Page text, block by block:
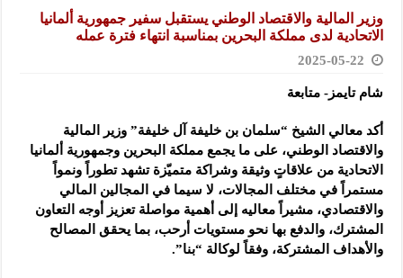
وزير المالية والاقتصاد الوطني يستقبل سفير جمهورية ألمانيا
الاتحادية لدى مملكة البحرين بمناسبة انتهاء فترة عمله
2025-05-22
شام تايمز- متابعة
أكد معالي الشيخ “سلمان بن خليفة آل خليفة” وزير المالية
والاقتصاد الوطني، على ما يجمع مملكة البحرين وجمهورية ألمانيا
الاتحادية من علاقاتٍ وثيقة وشراكة متميّزة تشهد تطوراً ونمواً
مستمراً في مختلف المجالات، لا سيما في المجالين المالي
والاقتصادي، مشيراً معاليه إلى أهمية مواصلة تعزيز أوجه التعاون
المشترك، والدفع بها نحو مستويات أرحب، بما يحقق المصالح
والأهداف المشتركة، وفقاً لوكالة “بنا”.